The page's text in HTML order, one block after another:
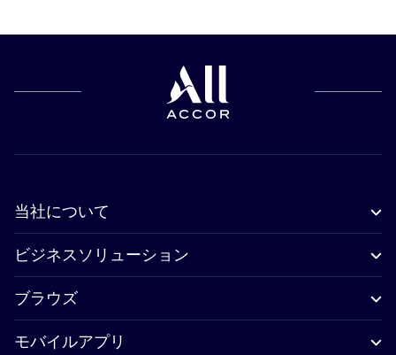
当社について
ビジネスソリューション
ブラウズ
モバイルアプリ